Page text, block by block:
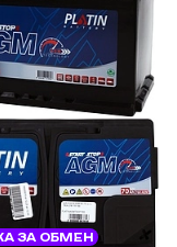
ЗА ОБМЕН